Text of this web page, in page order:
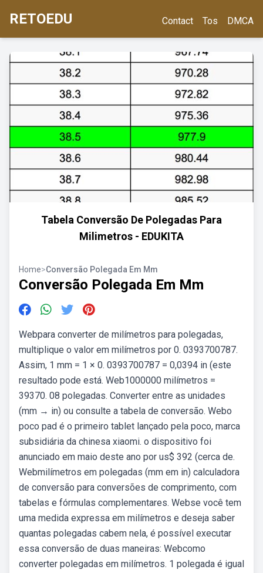
RETOEDU Contact Tos DMCA
Tabela Conversão De Polegadas Para
Milimetros - EDUKITA
Home>Conversão Polegada Em Mm
Conversão Polegada Em Mm
Webpara converter de milímetros para polegadas,
multiplique o valor em milímetros por 0. 0393700787.
Assim, 1 mm = 1 × 0. 0393700787 = 0,0394 in (este
resultado pode está. Web1000000 milímetros =
39370. 08 polegadas. Converter entre as unidades
(mm → in) ou consulte a tabela de conversão. Webo
poco pad é o primeiro tablet lançado pela poco, marca
subsidiária da chinesa xiaomi. o dispositivo foi
anunciado em maio deste ano por us$ 392 (cerca de.
Webmilímetros em polegadas (mm em in) calculadora
de conversão para conversões de comprimento, com
tabelas e fórmulas complementares. Webse você tem
uma medida expressa em milímetros e deseja saber
quantas polegadas cabem nela, é possível executar
essa conversão de duas maneiras: Webcomo
converter polegadas em milímetros. 1 polegada é igual